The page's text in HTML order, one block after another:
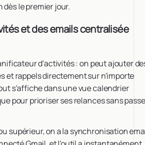
le premier jour.
et des emails centralisée
d'activités : on peut ajouter
et rappels directement sur n'importe
s'affiche dans une vue calendrier
pour prioriser ses relances sans
supérieur, on a la synchronisation